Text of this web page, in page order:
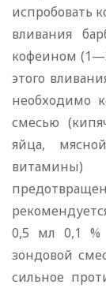
испробовать
вливания
кофеином
этого
необходимо
смесью
яйца,
0,5 мл 0,1 %
зондовой
сильное